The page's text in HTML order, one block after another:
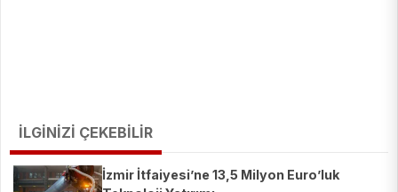
İLGİNİZİ ÇEKEBİLİR
İzmir İtfaiyesi’ne 13,5 Milyon Euro’luk